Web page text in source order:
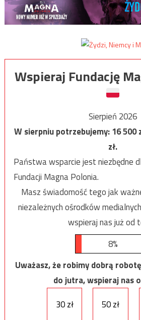
Wspieraj Fundację
Sierpień 2026
W sierpniu potrzebujemy:16 500
zł.
Państwa wsparcie jest niezbędne
Fundacji Magna Polonia.
Masz świadomość tego jak
niezależnych ośrodków
wspieraj nas już od
8%
Uważasz, że robimy dobrą
do jutra, wspieraj nas
30 zł
50 zł